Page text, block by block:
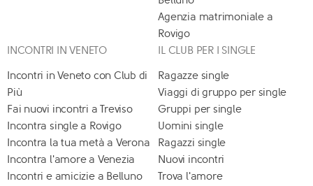
Agenzia matrimoniale a
Rovigo
INCONTRI IN VENETO
Incontri in Veneto con Club di
Più
Fai nuovi incontri a Treviso
Incontra single a Rovigo
Incontra la tua metà a Verona
Incontra l'amore a Venezia
Incontri e amicizie a Belluno
IL CLUB PER I SINGLE
Ragazze single
Viaggi di gruppo per single
Gruppi per single
Uomini single
Ragazzi single
Nuovi incontri
Trova l'amore